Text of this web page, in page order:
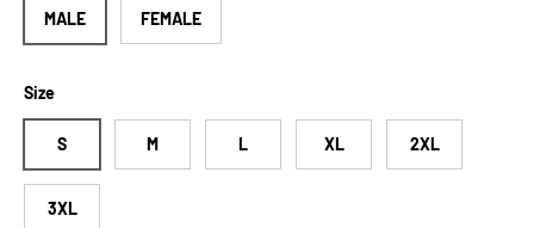
MALE FEMALE
Size
S M L XL 2XL
3XL